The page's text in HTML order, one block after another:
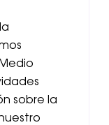
sobre la